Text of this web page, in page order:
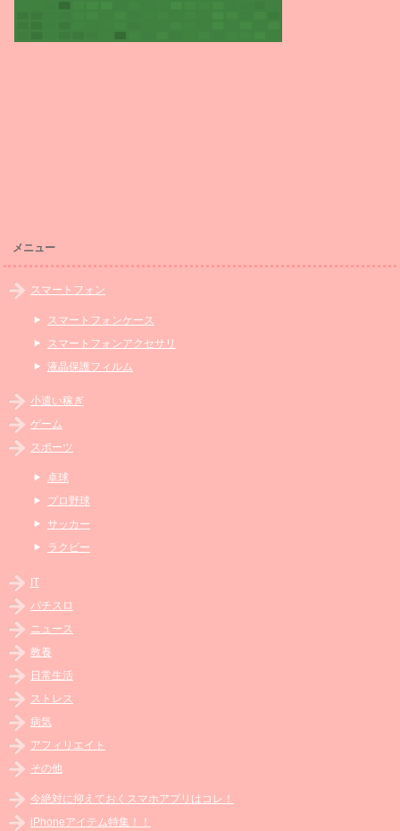
メニュー
スマートフォン
スマートフォンケース
スマートフォンアクセサリ
液晶保護フィルム
小遣い稼ぎ
ゲーム
スポーツ
卓球
プロ野球
サッカー
ラクビー
IT
パチスロ
ニュース
教養
日常生活
ストレス
病気
アフィリエイト
その他
今絶対に抑えておくスマホアプリはコレ！
iPhoneアイテム特集！！